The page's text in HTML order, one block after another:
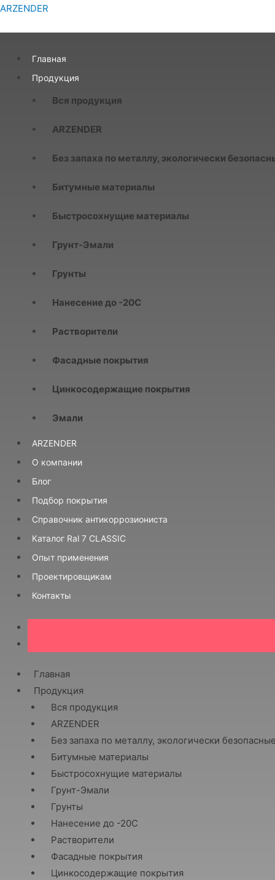
ARZENDER
Главная
Продукция
Вся продукция
ARZENDER
Без запаха по металлу, экологически
Битумные материалы
Быстросохнущие материалы
Грунт-Эмали
Грунты
Нанесение до -20С
Растворители
Фасадные покрытия
Цинкосодержащие покрытия
Эмали
ARZENDER
О компании
Блог
Подбор покрытия
Справочник антикоррозиониста
Каталог Ral 7 CLASSIC
Опыт применения
Проектировщикам
Контакты
Главная
Продукция
Вся продукция
ARZENDER
Без запаха по металлу, экологически
Битумные материалы
Быстросохнущие материалы
Грунт-Эмали
Грунты
Нанесение до -20С
Растворители
Фасадные покрытия
Цинкосодержащие покрытия